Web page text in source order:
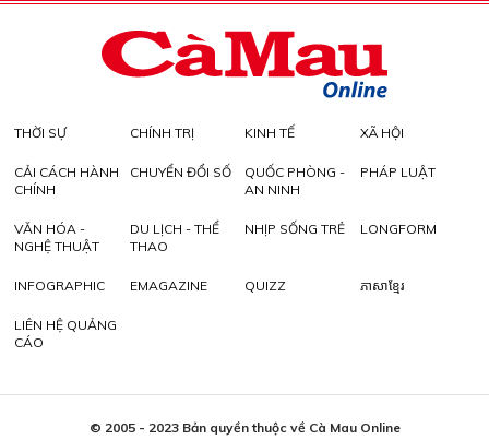
THỜI SỰ CHÍNH TRỊ KINH TẾ XÃ HỘI
CẢI CÁCH HÀNH
CHÍNH
CHUYỂN ĐỔI SỐ
QUỐC PHÒNG -
AN NINH
PHÁP LUẬT
VĂN HÓA -
NGHỆ THUẬT
DU LỊCH - THỂ
THAO
NHỊP SỐNG TRẺ LONGFORM
INFOGRAPHIC EMAGAZINE QUIZZ ភាសាខ្មែរ
LIÊN HỆ QUẢNG
CÁO
© 2005 - 2023 Bản quyền thuộc về Cà Mau Online